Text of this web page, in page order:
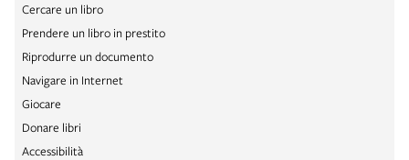
Cercare un libro
Prendere un libro in prestito
Riprodurre un documento
Navigare in Internet
Giocare
Donare libri
Accessibilità